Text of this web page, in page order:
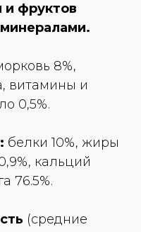
и фруктов
8%,
витамины и
0,5%.
белки 10%, жиры
кальций
76.5%.
(средние